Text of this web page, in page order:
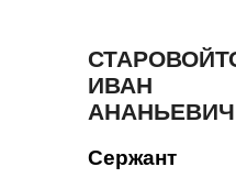
ИВАН
АНАНЬЕВИЧ
Сержант